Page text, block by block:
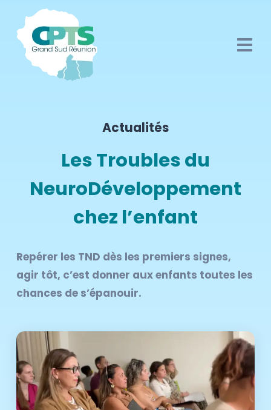
Actualités
Les Troubles du
NeuroDéveloppement
chez l’enfant
Repérer les TND dès les premiers signes,
agir tôt, c’est donner aux enfants toutes les
chances de s’épanouir.